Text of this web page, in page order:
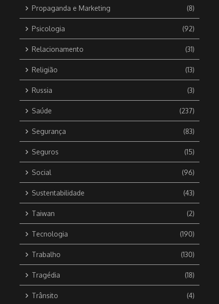
Propaganda e Marketing (8)
Psicologia (92)
Relacionamento (31)
Religião (13)
Russia (3)
Saúde (237)
Segurança (83)
Seguros (15)
Social (96)
Sustentabilidade (43)
Taiwan (2)
Tecnologia (190)
Trabalho (130)
Tragédia (18)
Trânsito (4)